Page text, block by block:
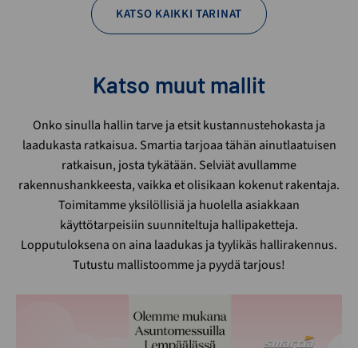
KATSO KAIKKI TARINAT
Katso muut mallit
Onko sinulla hallin tarve ja etsit kustannustehokasta ja
laadukasta ratkaisua. Smartia tarjoaa tähän ainutlaatuisen
ratkaisun, josta tykätään. Selviät avullamme
rakennushankkeesta, vaikka et olisikaan kokenut rakentaja.
Toimitamme yksilöllisiä ja huolella asiakkaan
käyttötarpeisiin suunniteltuja hallipaketteja.
Lopputuloksena on aina laadukas ja tyylikäs hallirakennus.
Tutustu mallistoomme ja pyydä tarjous!